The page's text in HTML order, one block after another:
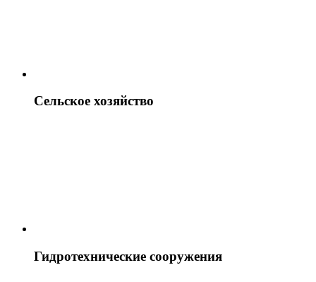
Сельское хозяйство
Гидротехнические сооружения